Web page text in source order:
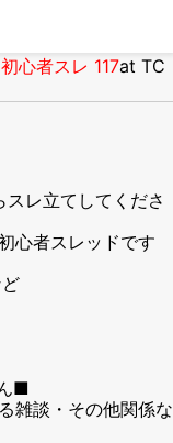
心者スレ 117at TC
レ立てしてくださ
心者スレッドです
■
雑談・その他関係な